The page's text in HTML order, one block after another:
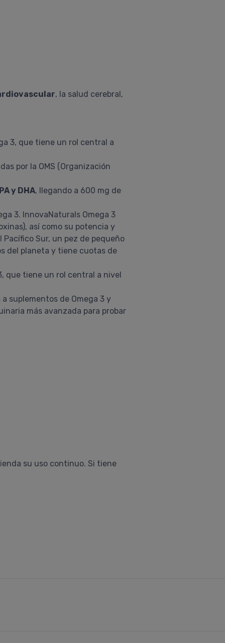
, la salud cerebral,
3, que tiene un rol central a
por la OMS (Organización
y DHA, llegando a 600 mg de
3. InnovaNaturals Omega 3
así como su potencia y
Sur, un pez de pequeño
del planeta y tiene cuotas de
que tiene un rol central a nivel
suplementos de Omega 3 y
más avanzada para probar
su uso continuo. Si tiene